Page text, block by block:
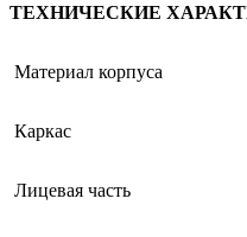
ТЕХНИЧЕСКИЕ
Материал корпуса
Каркас
Лицевая часть